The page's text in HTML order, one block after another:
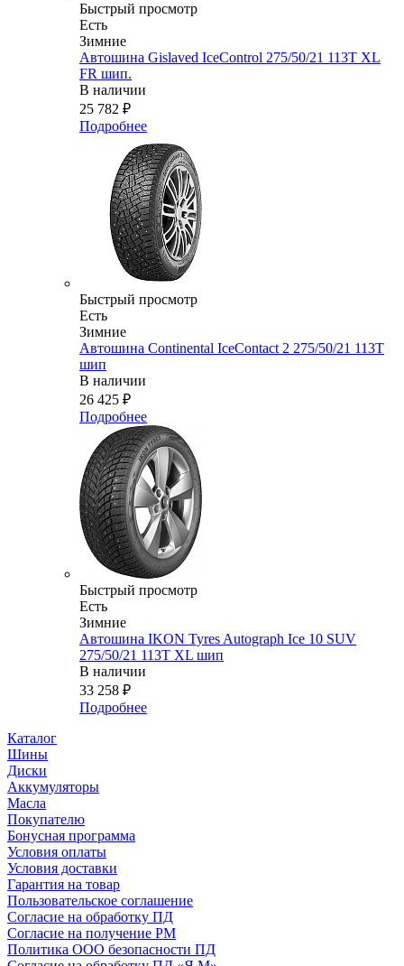
Быстрый просмотр
Есть
Зимние
Автошина Gislaved IceControl 275/50/21 113T XL
FR шип.
В наличии
25 782 ₽
Подробнее
Быстрый просмотр
Есть
Зимние
Автошина Continental IceContact 2 275/50/21 113T
шип
В наличии
26 425 ₽
Подробнее
Быстрый просмотр
Есть
Зимние
Автошина IKON Tyres Autograph Ice 10 SUV
275/50/21 113T XL шип
В наличии
33 258 ₽
Подробнее
Каталог
Шины
Диски
Аккумуляторы
Масла
Покупателю
Бонусная программа
Условия оплаты
Условия доставки
Гарантия на товар
Пользовательское соглашение
Согласие на обработку ПД
Согласие на получение РМ
Политика ООО безопасности ПД